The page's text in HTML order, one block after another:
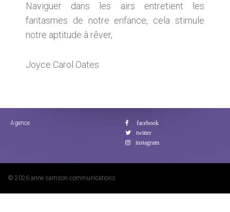
Naviguer dans les airs entretient les
fantasmes de notre enfance, cela stimule
notre aptitude à rêver,
Joyce Carol Oates
Agence
© 2026 anne samson communications